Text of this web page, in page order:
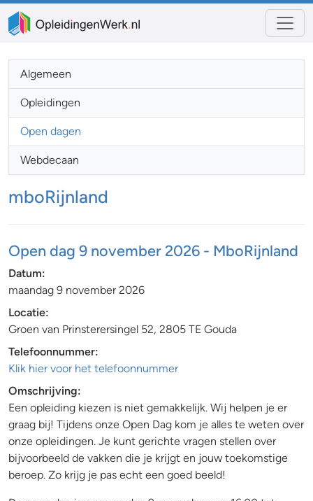
Algemeen
Opleidingen
Open dagen
Webdecaan
mboRijnland
Open dag 9 november 2026 - MboRijnland
Datum:
maandag 9 november 2026
Locatie:
Groen van Prinsterersingel 52, 2805 TE Gouda
Telefoonnummer:
Klik hier voor het telefoonnummer
Omschrijving:
Een opleiding kiezen is niet gemakkelijk. Wij helpen je er
graag bij! Tijdens onze Open Dag kom je alles te weten over
onze opleidingen. Je kunt gerichte vragen stellen over
bijvoorbeeld de vakken die je krijgt en jouw toekomstige
beroep. Zo krijg je pas echt een goed beeld!